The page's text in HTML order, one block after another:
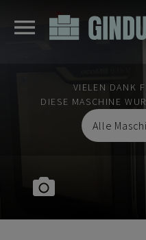
VIELEN DANK
DIESE MASCHINE
Alle